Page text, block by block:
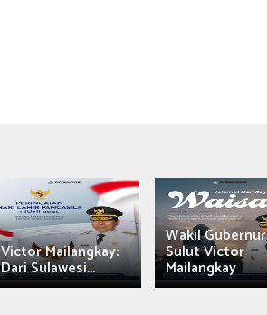
Victor Mailangkay:
Dari Sulawesi...
Wakil Gubernur
Sulut Victor
Mailangkay